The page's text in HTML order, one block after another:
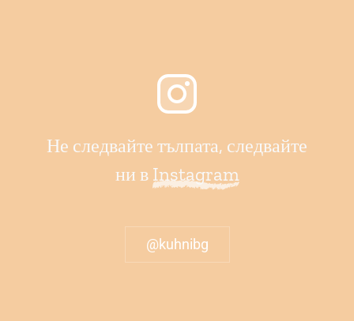
Не следвайте тълпата, следвайте
ни в Instagram
@kuhnibg